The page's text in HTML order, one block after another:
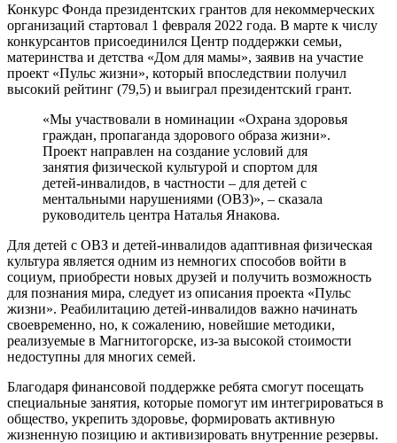
Конкурс Фонда президентских грантов для некоммерческих
организаций стартовал 1 февраля 2022 года. В марте к числу
конкурсантов присоединился Центр поддержки семьи,
материнства и детства «Дом для мамы», заявив на участие
проект «Пульс жизни», который впоследствии получил
высокий рейтинг (79,5) и выиграл президентский грант.
«Мы участвовали в номинации «Охрана здоровья
граждан, пропаганда здорового образа жизни».
Проект направлен на создание условий для
занятия физической культурой и спортом для
детей-инвалидов, в частности – для детей с
ментальными нарушениями (ОВЗ)», – сказала
руководитель центра Наталья Янакова.
Для детей с ОВЗ и детей-инвалидов адаптивная физическая
культура является одним из немногих способов войти в
социум, приобрести новых друзей и получить возможность
для познания мира, следует из описания проекта «Пульс
жизни». Реабилитацию детей-инвалидов важно начинать
своевременно, но, к сожалению, новейшие методики,
реализуемые в Магнитогорске, из-за высокой стоимости
недоступны для многих семей.
Благодаря финансовой поддержке ребята смогут посещать
специальные занятия, которые помогут им интегрироваться в
общество, укрепить здоровье, формировать активную
жизненную позицию и активизировать внутренние резервы.